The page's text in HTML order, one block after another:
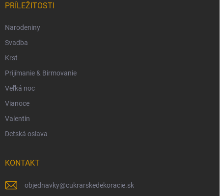
PRÍLEŽITOSTI
Narodeniny
Svadba
Krst
Prijímanie & Birmovanie
Veľká noc
Vianoce
Valentín
Detská oslava
KONTAKT
objednavky@cukrarskedekoracie.sk